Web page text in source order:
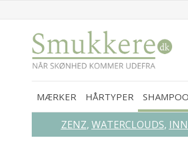
MÆRKER HÅRTYPER SHAMPOO
ZENZ, WATERCLOUDS,